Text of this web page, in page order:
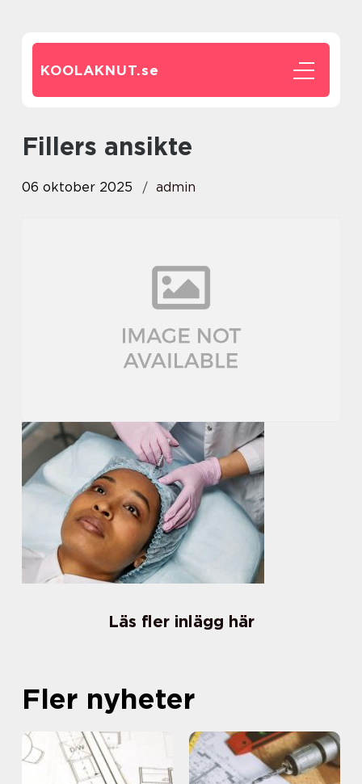
KOOLAKNUT.se
fillers ansikte
06 oktober 2025 admin
Läs fler inlägg här
Fler nyheter